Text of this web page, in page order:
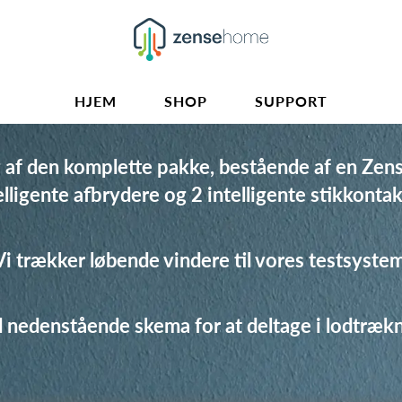
HJEM SHOP SUPPORT
den komplette pakke, bestående af en
afbrydere og 2 intelligente
trækker løbende vindere til vores
nedenstående skema for at deltage i